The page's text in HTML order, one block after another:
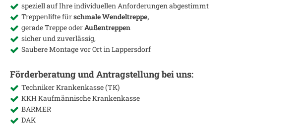
speziell auf Ihre individuellen Anforderungen abgestimmt
Treppenlifte fürschmale Wendeltreppe,
gerade Treppe oderAußentreppen
sicher und zuverlässig,
Saubere Montage vor Ort in Lappersdorf
Förderberatung und Antragstellung bei uns:
Techniker Krankenkasse (TK)
KKH Kaufmännische Krankenkasse
BARMER
DAK